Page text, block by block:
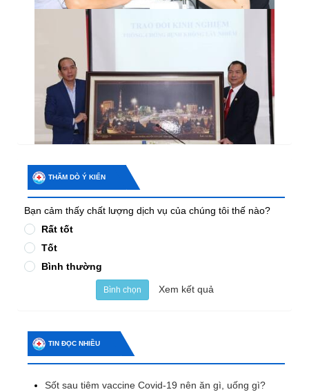
THĂM DÒ Ý KIẾN
Bạn cảm thấy chất lượng dịch vụ của chúng tôi thế nào?
Rất tốt
Tốt
Bình thường
Bình chọn Xem kết quả
TIN ĐỌC NHIỀU
Sốt sau tiêm vaccine Covid-19 nên ăn gì, uống gì?